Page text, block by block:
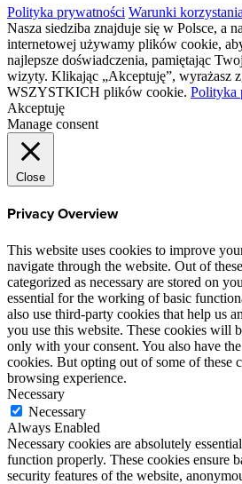
Polityka prywatności Warunki korzystania
Nasza siedziba znajduje się w Polsce, a
internetowej używamy plików cookie,
najlepsze doświadczenia, pamiętając
wizyty. Klikając „Akceptuję”, wyrażasz
WSZYSTKICH plików cookie. Polityka
Akceptuję
Manage consent
Close
Privacy Overview
This website uses cookies to improve
navigate through the website. Out of
categorized as necessary are stored on
essential for the working of basic
also use third-party cookies that help us
you use this website. These cookies will
only with your consent. You also have
cookies. But opting out of some of these
browsing experience.
Necessary
Necessary
Always Enabled
Necessary cookies are absolutely
function properly. These cookies ensure
security features of the website,